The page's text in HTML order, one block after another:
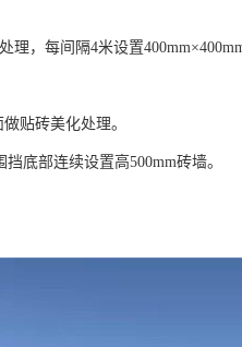
，每间隔4米设置
贴砖美化处理。
底部连续设置高500mm砖墙。